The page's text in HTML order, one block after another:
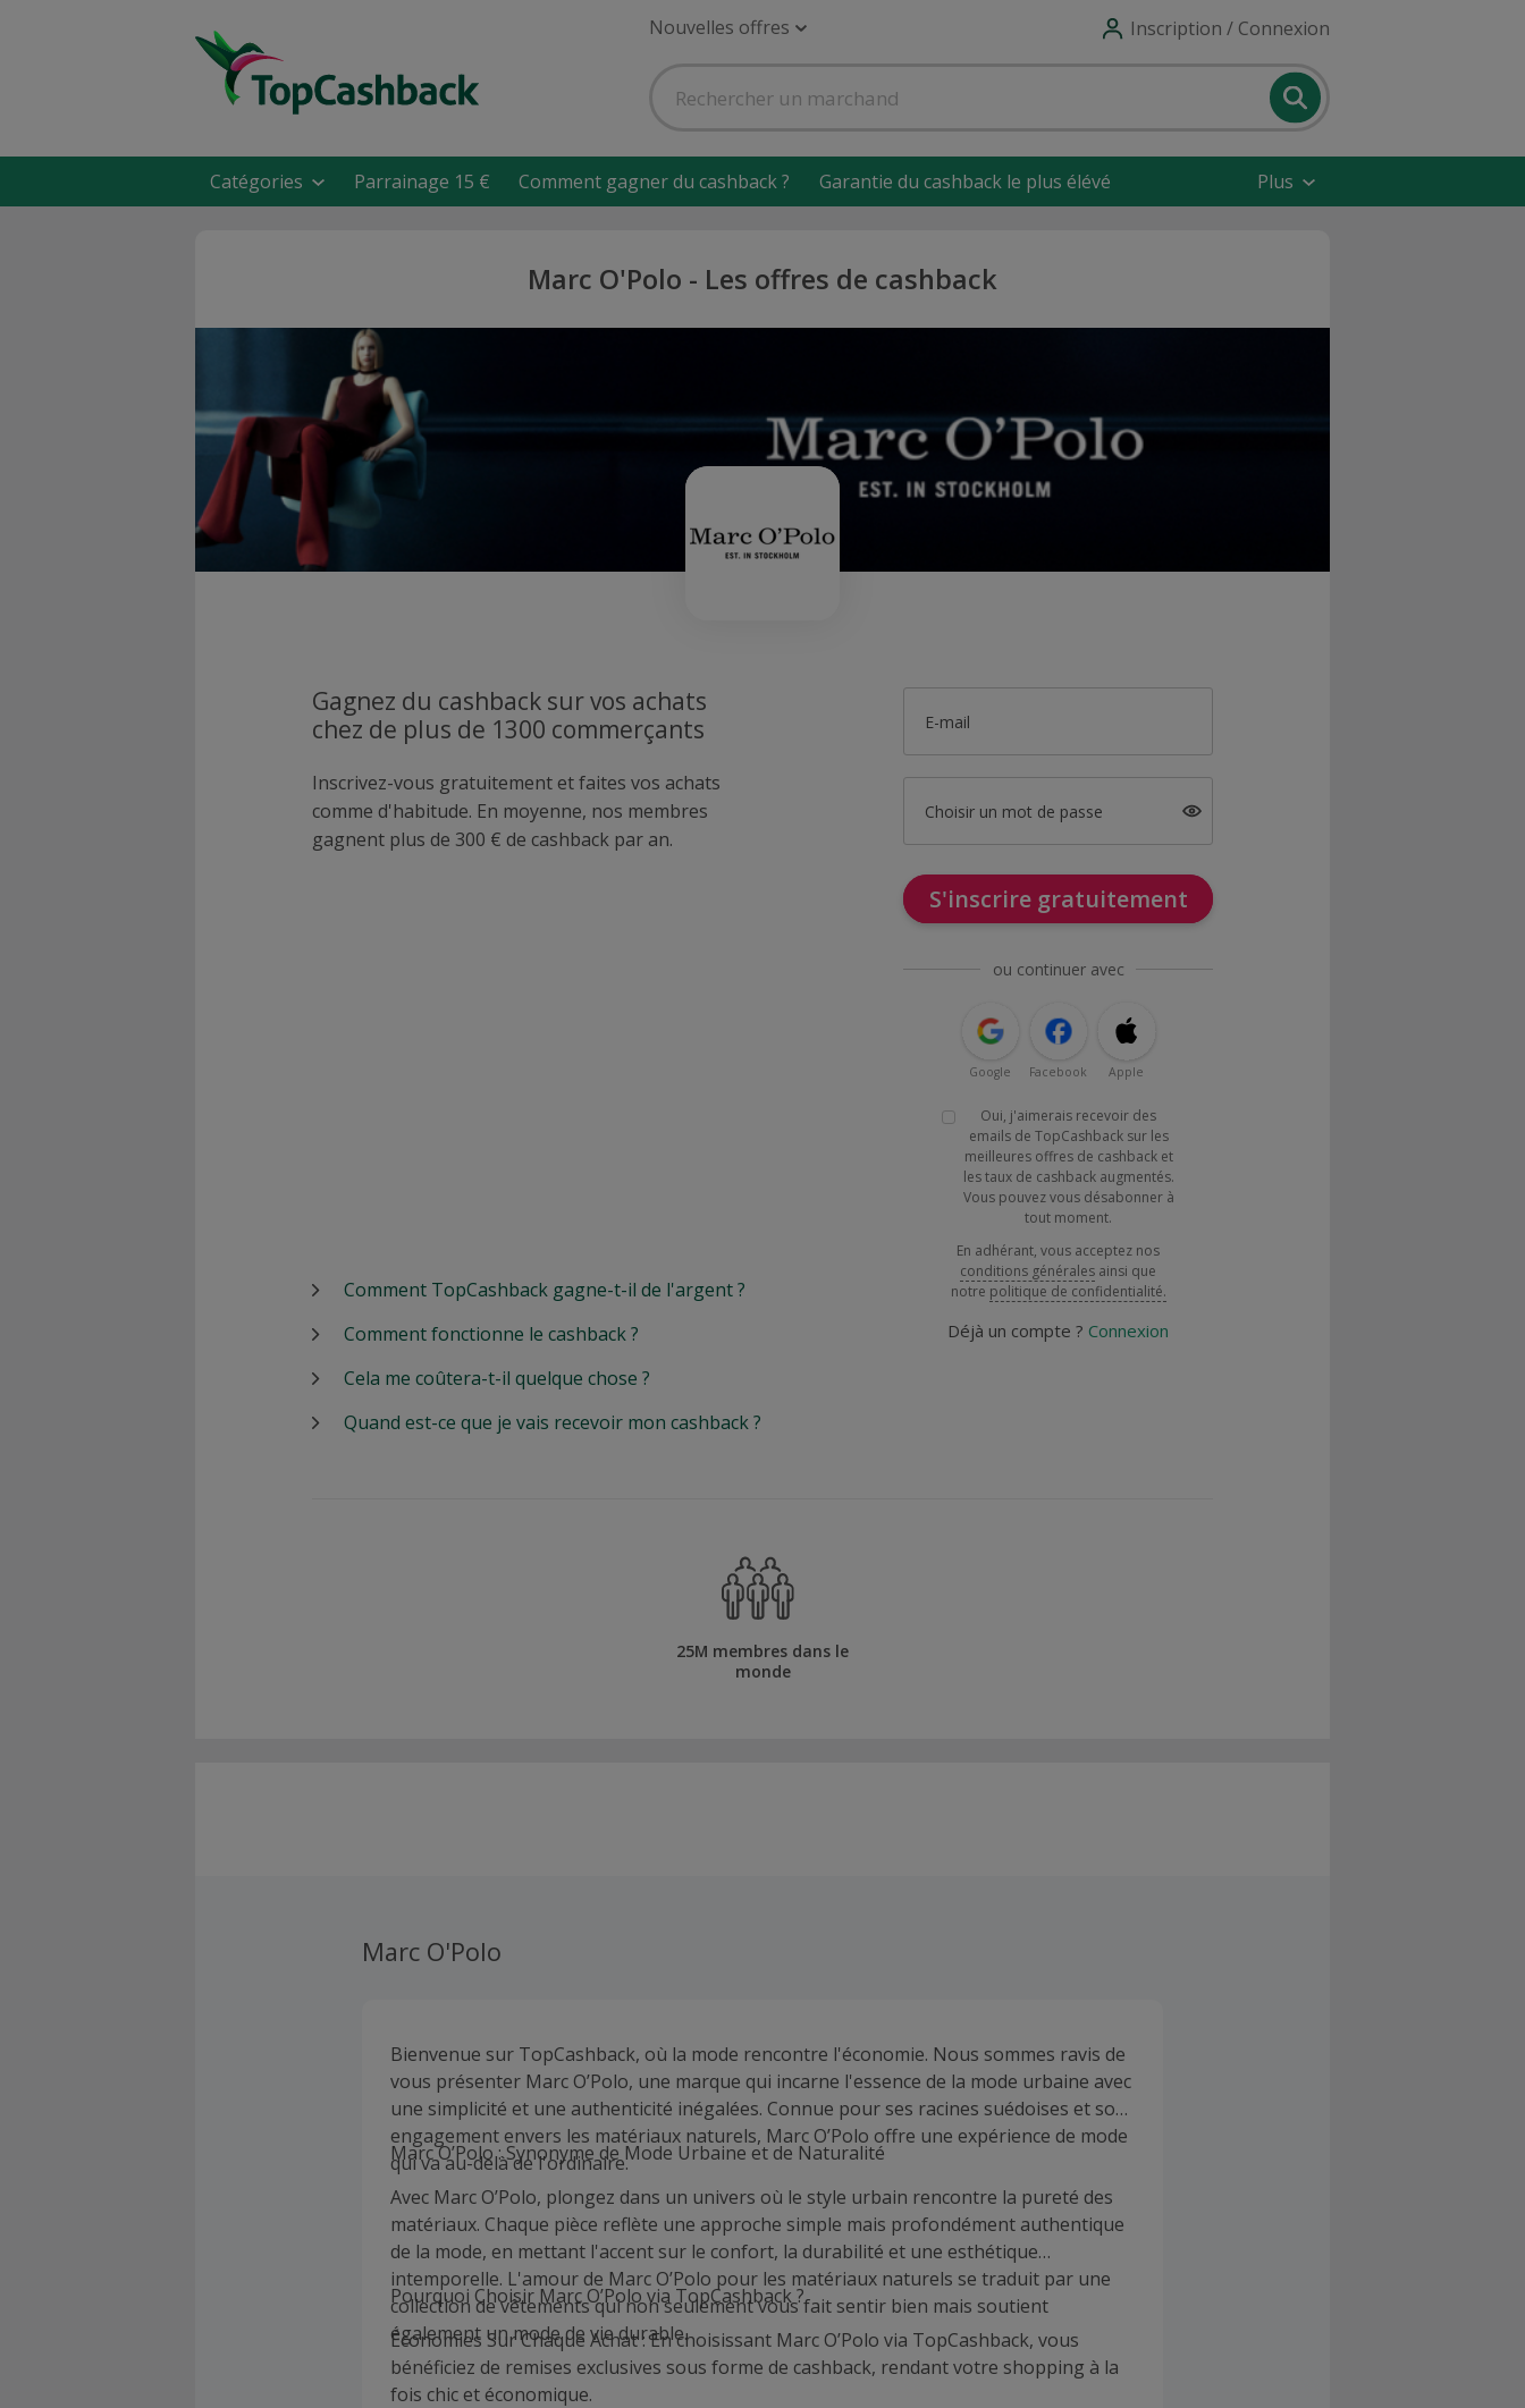
Nouvelles offres Inscription / Connexion
Catégories Parrainage 15 € Comment gagner du cashback ? Garantie du cashback le plus élévé Plus
Marc O'Polo - Les offres de cashback
Gagnez du cashback sur vos achats
chez de plus de 1300 commerçants
Inscrivez-vous gratuitement et faites vos achats
comme d'habitude. En moyenne, nos membres
gagnent plus de 300 € de cashback par an.
E-mail
Choisir un mot de passe
S'inscrire gratuitement
ou continuer avec
Google Facebook Apple
Oui, j'aimerais recevoir des
emails de TopCashback sur les
meilleures offres de cashback et
les taux de cashback augmentés.
Vous pouvez vous désabonner à
tout moment.
En adhérant, vous acceptez nos
conditions générales ainsi que
notre politique de confidentialité.
Déjà un compte ? Connexion
Comment TopCashback gagne-t-il de l'argent ?
Comment fonctionne le cashback ?
Cela me coûtera-t-il quelque chose ?
Quand est-ce que je vais recevoir mon cashback ?
25M membres dans le
monde
Marc O'Polo
Bienvenue sur TopCashback, où la mode rencontre l'économie. Nous sommes ravis de
vous présenter Marc O’Polo, une marque qui incarne l'essence de la mode urbaine avec
une simplicité et une authenticité inégalées. Connue pour ses racines suédoises et son
engagement envers les matériaux naturels, Marc O’Polo offre une expérience de mode
qui va au-delà de l'ordinaire.
Marc O’Polo : Synonyme de Mode Urbaine et de Naturalité
Avec Marc O’Polo, plongez dans un univers où le style urbain rencontre la pureté des
matériaux. Chaque pièce reflète une approche simple mais profondément authentique
de la mode, en mettant l'accent sur le confort, la durabilité et une esthétique
intemporelle. L'amour de Marc O’Polo pour les matériaux naturels se traduit par une
collection de vêtements qui non seulement vous fait sentir bien mais soutient
également un mode de vie durable.
Pourquoi Choisir Marc O’Polo via TopCashback ?
Économies Sur Chaque Achat : En choisissant Marc O’Polo via TopCashback, vous
bénéficiez de remises exclusives sous forme de cashback, rendant votre shopping à la
fois chic et économique.